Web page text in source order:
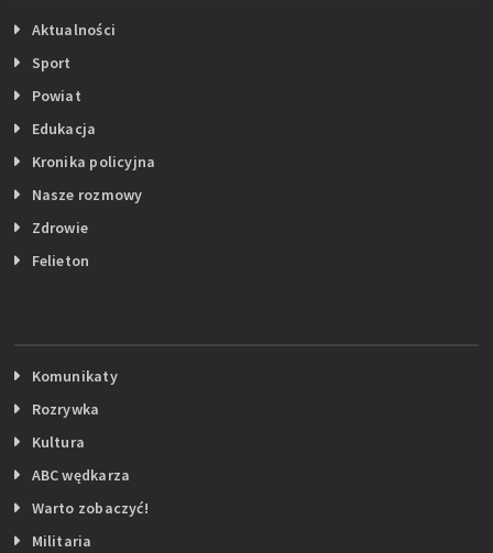
Aktualności
Sport
Powiat
Edukacja
Kronika policyjna
Nasze rozmowy
Zdrowie
Felieton
Komunikaty
Rozrywka
Kultura
ABC wędkarza
Warto zobaczyć!
Militaria